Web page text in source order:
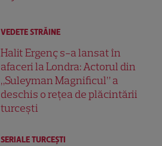
VEDETE STRĂINE
Halit Ergenç s-a lansat în
afaceri la Londra: Actorul din
„Suleyman Magnificul” a
deschis o rețea de plăcintării
turcești
SERIALE TURCEŞTI